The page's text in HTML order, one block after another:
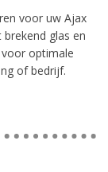
voor uw Ajax
glas en
optimale
of bedrijf.